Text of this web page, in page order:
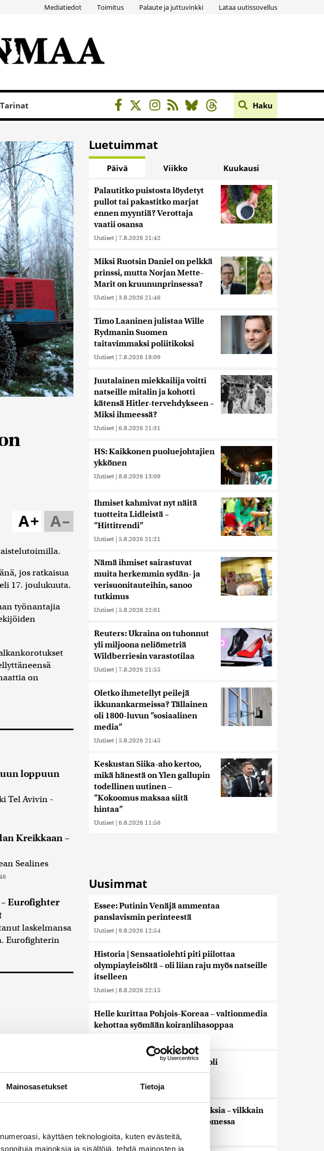
Mainosasetukset Tietoja
käyttäen teknologioita, kuten evästeitä,
mainoksia ja sisältöjä, tehdä mainosten ja
Mediatiedot Toimitus Palaute ja juttuvinkki Lataa uutissovellus
Tarinat Haku
A–
A+
jos ratkaisua
17. joulukuuta.
työnantajia
on
loppuun
Tel Avivin -
Kreikkaan –
Sealines
Eurofighter
laskelmansa
Eurofighterin
Luetuimmat
Päivä Viikko Kuukausi
Palautitko puistosta löydetyt
pullot tai pakastitko marjat
ennen myyntiä? Verottaja
vaatii osansa
Uutiset | 7.8.2026 21:42
Miksi Ruotsin Daniel on pelkkä
prinssi, mutta Norjan Mette-
Marit on kruununprinsessa?
Uutiset | 3.8.2026 21:46
Timo Laaninen julistaa Wille
Rydmanin Suomen
taitavimmaksi poliitikoksi
Uutiset | 7.8.2026 18:09
Juutalainen miekkailija voitti
natseille mitalin ja kohotti
kätensä Hitler-tervehdykseen –
Miksi ihmeessä?
Uutiset | 6.8.2026 21:31
HS: Kaikkonen puoluejohtajien
ykkönen
Uutiset | 8.8.2026 13:09
Ihmiset kahmivat nyt näitä
tuotteita Lidleistä –
”Hittitrendi”
Uutiset | 5.8.2026 21:21
Nämä ihmiset sairastuvat
muita herkemmin sydän- ja
verisuonitauteihin, sanoo
tutkimus
Uutiset | 5.8.2026 22:01
Reuters: Ukraina on tuhonnut
yli miljoona neliömetriä
Wildberriesin varastotilaa
Uutiset | 7.8.2026 21:55
Oletko ihmetellyt peilejä
ikkunankarmeissa? Tällainen
oli 1800-luvun ”sosiaalinen
media”
Uutiset | 5.8.2026 21:45
Keskustan Siika-aho kertoo,
mikä hänestä on Ylen gallupin
todellinen uutinen –
”Kokoomus maksaa siitä
hintaa”
Uutiset | 6.8.2026 11:56
Uusimmat
Essee: Putinin Venäjä ammentaa
panslavismin perinteestä
Uutiset | 9.8.2026 12:54
Historia | Sensaatiolehti piti piilottaa
olympiayleisöltä – oli liian raju myös natseille
itselleen
Uutiset | 8.8.2026 22:15
Helle kurittaa Pohjois-Koreaa – valtionmedia
kehottaa syömään koiranlihasoppaa
WSJ: Saksassa löytynyt drooni oli
todennäköisesti venäläinen
8.8.2026 16:19
Sikarutto tuo metsästysrajoituksia – vilkkain
metsästyskausi käynnistyy Suomessa
Uutiset | 8.8.2026 15:00